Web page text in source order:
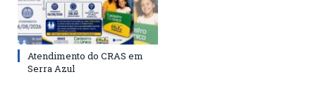
Atendimento do CRAS em
Serra Azul